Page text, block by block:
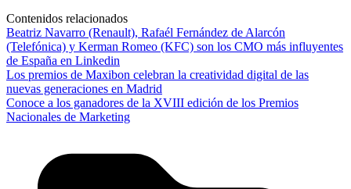
Contenidos relacionados
Beatriz Navarro (Renault), Rafaél Fernández de Alarcón
(Telefónica) y Kerman Romeo (KFC) son los CMO más influyentes
de España en Linkedin
Los premios de Maxibon celebran la creatividad digital de las
nuevas generaciones en Madrid
Conoce a los ganadores de la XVIII edición de los Premios
Nacionales de Marketing